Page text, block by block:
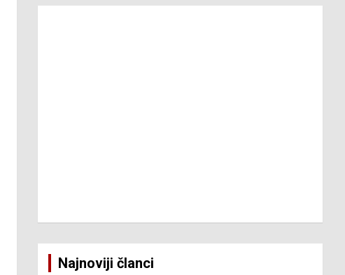
Najnoviji članci